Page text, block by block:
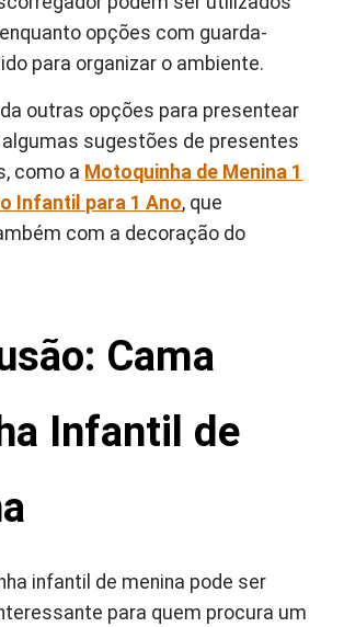
opções com guarda-
para organizar o ambiente.
outras opções para presentear
sugestões de presentes
como a Motoquinha de Menina 1
Infantil para 1 Ano, que
com a decoração do
Cama
Infantil de
infantil de menina pode ser
para quem procura um